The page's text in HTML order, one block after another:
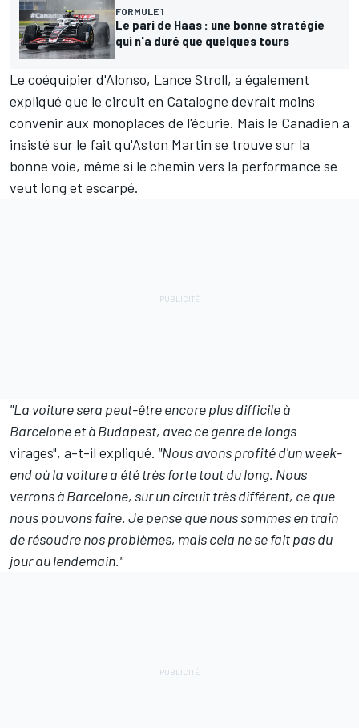
FORMULE 1
Le pari de Haas : une bonne stratégie
qui n'a duré que quelques tours
Le coéquipier d'Alonso, Lance Stroll, a également
expliqué que le circuit en Catalogne devrait moins
convenir aux monoplaces de l'écurie. Mais le Canadien a
insisté sur le fait qu'Aston Martin se trouve sur la
bonne voie, même si le chemin vers la performance se
veut long et escarpé.
"La voiture sera peut-être encore plus difficile à
Barcelone et à Budapest, avec ce genre de longs
virages", a-t-il expliqué. "Nous avons profité d'un week-
end où la voiture a été très forte tout du long. Nous
verrons à Barcelone, sur un circuit très différent, ce que
nous pouvons faire. Je pense que nous sommes en train
de résoudre nos problèmes, mais cela ne se fait pas du
jour au lendemain."